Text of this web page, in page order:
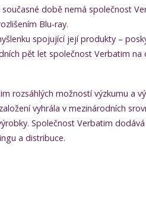
době nemá společnost
Blu-ray.
spojující její produkty –
pět let společnost Verbatim
rozsáhlých možností výzkumu a
vyhrála v mezinárodních
Společnost Verbatim
a distribuce.